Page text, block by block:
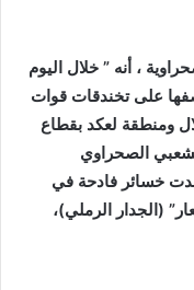
، أنه ” خلال اليوم
على تخندقات قوات
ومنطقة لعكد بقطاع
الصحراوي
خسائر فادحة في
(الجدار الرملي)،